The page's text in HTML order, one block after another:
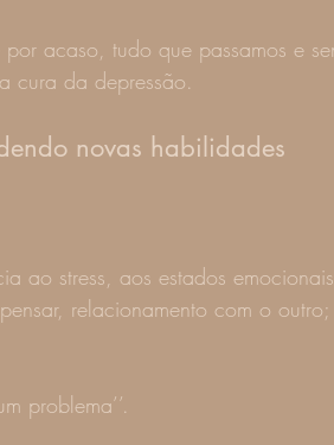
acaso, tudo que passamos e
cura da depressão.
novas habilidades
ao stress, aos estados
relacionamento com o
problema’’.